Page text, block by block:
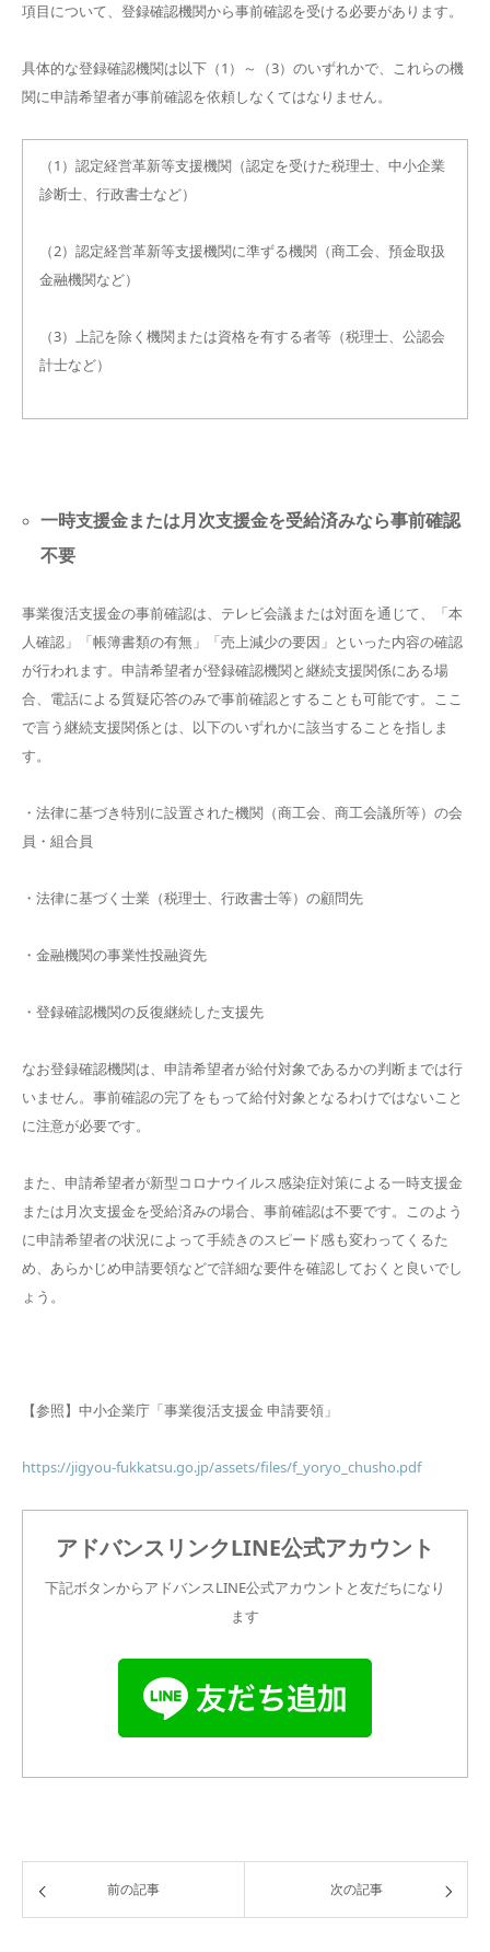
項目について、登録確認機関から事前確認を受ける必要があります。
具体的な登録確認機関は以下（1）～（3）のいずれかで、これらの機
関に申請希望者が事前確認を依頼しなくてはなりません。
（1）認定経営革新等支援機関（認定を受けた税理士、中小企業
診断士、行政書士など）
（2）認定経営革新等支援機関に準ずる機関（商工会、預金取扱
金融機関など）
（3）上記を除く機関または資格を有する者等（税理士、公認会
計士など）
一時支援金または月次支援金を受給済みなら事前確認
不要
事業復活支援金の事前確認は、テレビ会議または対面を通じて、「本
人確認」「帳簿書類の有無」「売上減少の要因」といった内容の確認
が行われます。申請希望者が登録確認機関と継続支援関係にある場
合、電話による質疑応答のみで事前確認とすることも可能です。ここ
で言う継続支援関係とは、以下のいずれかに該当することを指しま
す。
・法律に基づき特別に設置された機関（商工会、商工会議所等）の会
員・組合員
・法律に基づく士業（税理士、行政書士等）の顧問先
・金融機関の事業性投融資先
・登録確認機関の反復継続した支援先
なお登録確認機関は、申請希望者が給付対象であるかの判断までは行
いません。事前確認の完了をもって給付対象となるわけではないこと
に注意が必要です。
また、申請希望者が新型コロナウイルス感染症対策による一時支援金
または月次支援金を受給済みの場合、事前確認は不要です。このよう
に申請希望者の状況によって手続きのスピード感も変わってくるた
め、あらかじめ申請要領などで詳細な要件を確認しておくと良いでし
ょう。
【参照】中小企業庁「事業復活支援金 申請要領」
https://jigyou-fukkatsu.go.jp/assets/files/f_yoryo_chusho.pdf
アドバンスリンクLINE公式アカウント
下記ボタンからアドバンスLINE公式アカウントと友だちになり
ます
前の記事 次の記事